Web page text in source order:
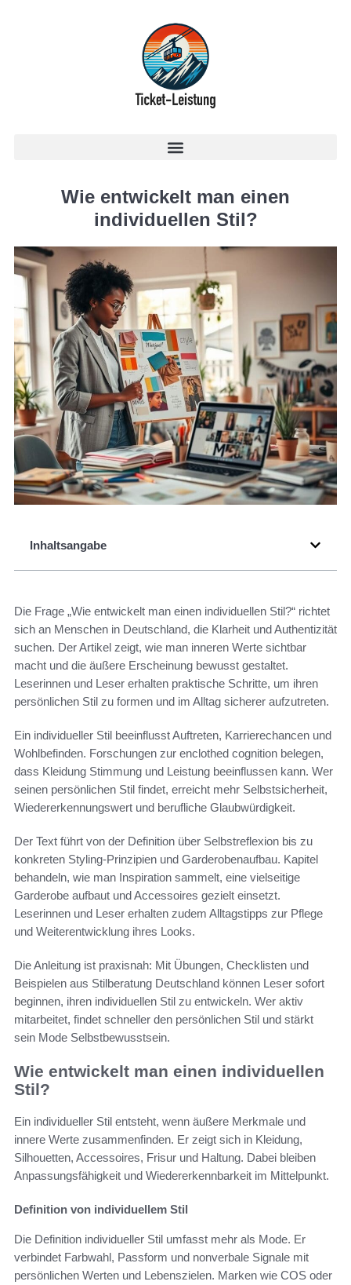
Wie entwickelt man einen
individuellen Stil?
Inhaltsangabe
Die Frage „Wie entwickelt man einen individuellen Stil?“ richtet
sich an Menschen in Deutschland, die Klarheit und Authentizität
suchen. Der Artikel zeigt, wie man inneren Werte sichtbar
macht und die äußere Erscheinung bewusst gestaltet.
Leserinnen und Leser erhalten praktische Schritte, um ihren
persönlichen Stil zu formen und im Alltag sicherer aufzutreten.
Ein individueller Stil beeinflusst Auftreten, Karrierechancen und
Wohlbefinden. Forschungen zur enclothed cognition belegen,
dass Kleidung Stimmung und Leistung beeinflussen kann. Wer
seinen persönlichen Stil findet, erreicht mehr Selbstsicherheit,
Wiedererkennungswert und berufliche Glaubwürdigkeit.
Der Text führt von der Definition über Selbstreflexion bis zu
konkreten Styling-Prinzipien und Garderobenaufbau. Kapitel
behandeln, wie man Inspiration sammelt, eine vielseitige
Garderobe aufbaut und Accessoires gezielt einsetzt.
Leserinnen und Leser erhalten zudem Alltagstipps zur Pflege
und Weiterentwicklung ihres Looks.
Die Anleitung ist praxisnah: Mit Übungen, Checklisten und
Beispielen aus Stilberatung Deutschland können Leser sofort
beginnen, ihren individuellen Stil zu entwickeln. Wer aktiv
mitarbeitet, findet schneller den persönlichen Stil und stärkt
sein Mode Selbstbewusstsein.
Wie entwickelt man einen individuellen
Stil?
Ein individueller Stil entsteht, wenn äußere Merkmale und
innere Werte zusammenfinden. Er zeigt sich in Kleidung,
Silhouetten, Accessoires, Frisur und Haltung. Dabei bleiben
Anpassungsfähigkeit und Wiedererkennbarkeit im Mittelpunkt.
Definition von individuellem Stil
Die Definition individueller Stil umfasst mehr als Mode. Er
verbindet Farbwahl, Passform und nonverbale Signale mit
persönlichen Werten und Lebenszielen. Marken wie COS oder